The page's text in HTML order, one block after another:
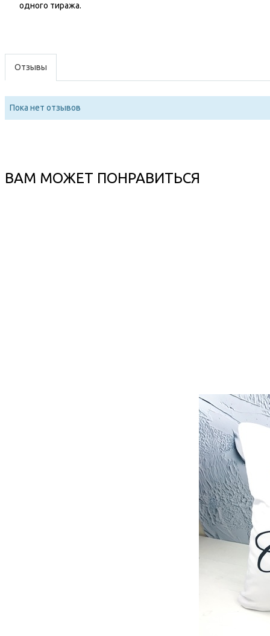
одного тиража.
Отзывы
Пока нет отзывов
ВАМ МОЖЕТ ПОНРАВИТЬСЯ